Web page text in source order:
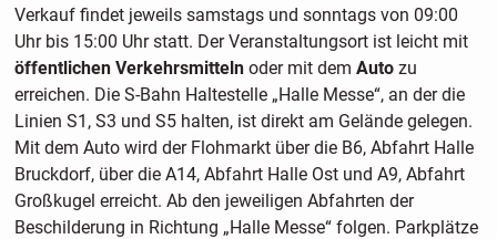
Verkauf findet jeweils samstags und sonntags von 09:00
Uhr bis 15:00 Uhr statt. Der Veranstaltungsort ist leicht mit
öffentlichen Verkehrsmitteln oder mit dem Auto zu
erreichen. Die S-Bahn Haltestelle „Halle Messe“, an der die
Linien S1, S3 und S5 halten, ist direkt am Gelände gelegen.
Mit dem Auto wird der Flohmarkt über die B6, Abfahrt Halle
Bruckdorf, über die A14, Abfahrt Halle Ost und A9, Abfahrt
Großkugel erreicht. Ab den jeweiligen Abfahrten der
Beschilderung in Richtung „Halle Messe“ folgen. Parkplätze